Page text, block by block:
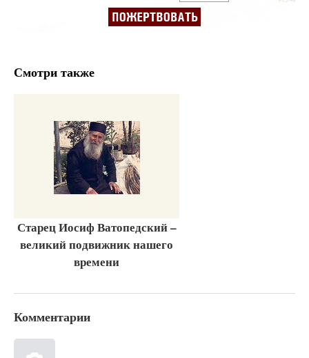
Смотри также
Старец Иосиф Ватопедский –
великий подвижник нашего
времени
Комментарии